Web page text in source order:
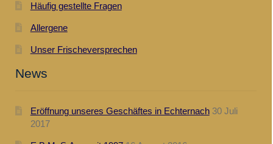
Häufig gestellte Fragen
Allergene
Unser Frischeversprechen
News
Eröffnung unseres Geschäftes in Echternach 30 Juli
2017